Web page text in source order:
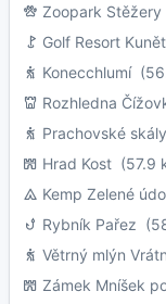
Zoopark Stěžery
Golf Resort
Konecchlumí
Rozhledna
Prachovské skály
Hrad Kost (57.9
Kemp Zelené
Rybník Pařez
Větrný mlýn
Zámek Mníšek